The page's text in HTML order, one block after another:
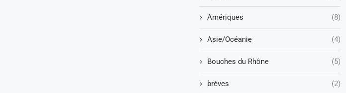
Amériques (8)
Asie/Océanie (4)
Bouches du Rhône (5)
brèves (2)